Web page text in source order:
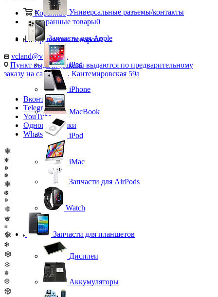
Корзина0
Избранные товары0
Сравнение товаров0
vcland@vcland.ru
Пункт выдачи (заказы выдаются по предварительному
заказу на сайте), ул. Кантемировская 59а
Вконтакте
Telegram
YouTube
Одноклассники
WhatsApp
❅
❄
❅
❅
❅
❆
❅
❅
❅
❅
❅
❄
❄
❄
❅
❆
❆
Универсальные разъемы/контакты
Запчасти для Apple
iPad
iPhone
MacBook
iPod
iMac
Запчасти для AirPods
Watch
Запчасти для планшетов
Дисплеи
Аккумуляторы